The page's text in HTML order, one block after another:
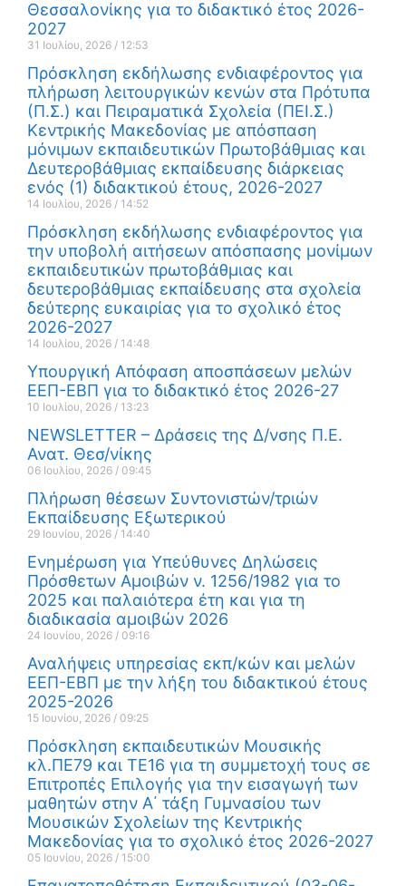
Θεσσαλονίκης για το διδακτικό έτος 2026-
2027
31 Ιουλίου, 2026 12:53
Πρόσκληση εκδήλωσης ενδιαφέροντος για
πλήρωση λειτουργικών κενών στα Πρότυπα
(Π.Σ.) και Πειραματικά Σχολεία (ΠΕΙ.Σ.)
Κεντρικής Μακεδονίας με απόσπαση
μόνιμων εκπαιδευτικών Πρωτοβάθμιας και
Δευτεροβάθμιας εκπαίδευσης διάρκειας
ενός (1) διδακτικού έτους, 2026-2027
14 Ιουλίου, 2026 14:52
Πρόσκληση εκδήλωσης ενδιαφέροντος για
την υποβολή αιτήσεων απόσπασης μονίμων
εκπαιδευτικών πρωτοβάθμιας και
δευτεροβάθμιας εκπαίδευσης στα σχολεία
δεύτερης ευκαιρίας για το σχολικό έτος
2026-2027
14 Ιουλίου, 2026 14:48
Υπουργική Απόφαση αποσπάσεων μελών
ΕΕΠ-ΕΒΠ για το διδακτικό έτος 2026-27
10 Ιουλίου, 2026 13:23
NEWSLETTER – Δράσεις της Δ/νσης Π.Ε.
Ανατ. Θεσ/νίκης
06 Ιουλίου, 2026 09:45
Πλήρωση θέσεων Συντονιστών/τριών
Εκπαίδευσης Εξωτερικού
29 Ιουνίου, 2026 14:40
Ενημέρωση για Υπεύθυνες Δηλώσεις
Πρόσθετων Αμοιβών ν. 1256/1982 για το
2025 και παλαιότερα έτη και για τη
διαδικασία αμοιβών 2026
24 Ιουνίου, 2026 09:16
Αναλήψεις υπηρεσίας εκπ/κών και μελών
ΕΕΠ-ΕΒΠ με την λήξη του διδακτικού έτους
2025-2026
15 Ιουνίου, 2026 09:25
Πρόσκληση εκπαιδευτικών Μουσικής
κλ.ΠΕ79 και ΤΕ16 για τη συμμετοχή τους σε
Επιτροπές Επιλογής για την εισαγωγή των
μαθητών στην Α΄ τάξη Γυμνασίου των
Μουσικών Σχολείων της Κεντρικής
Μακεδονίας για το σχολικό έτος 2026-2027
05 Ιουνίου, 2026 15:00